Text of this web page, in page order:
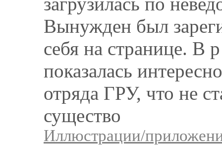
Вынужден был
себя на странице. В
показалась
отряда ГРУ, что не
существо
Иллюстрации/